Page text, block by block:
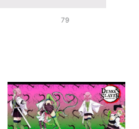
79